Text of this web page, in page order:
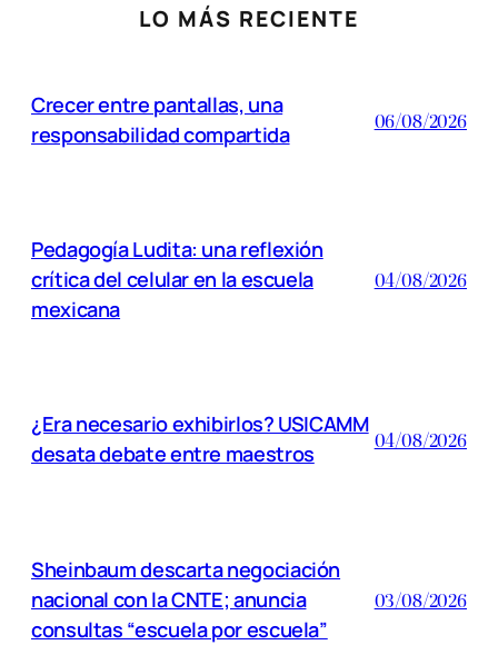
LO MÁS RECIENTE
Crecer entre pantallas, una
responsabilidad compartida
06/08/2026
Pedagogía Ludita: una reflexión
crítica del celular en la escuela
mexicana
04/08/2026
¿Era necesario exhibirlos? USICAMM
desata debate entre maestros
04/08/2026
Sheinbaum descarta negociación
nacional con la CNTE; anuncia
consultas “escuela por escuela”
03/08/2026